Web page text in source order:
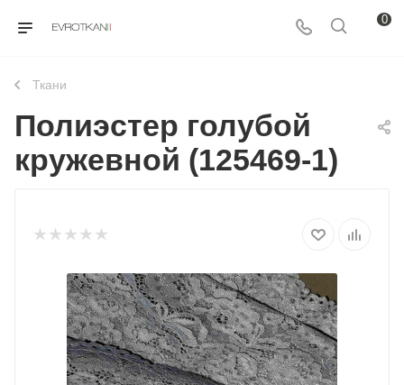
0
Ткани
Полиэстер голубой
кружевной (125469-1)